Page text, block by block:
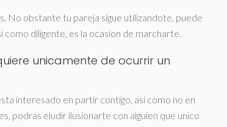
No obstante tu pareja sigue utilizandote, puede
como diligente, es la ocasion de marcharte.
unicamente de ocurrir un
interesado en partir contigo, asi­ como no en
podras eludir ilusionarte con alguien que unico